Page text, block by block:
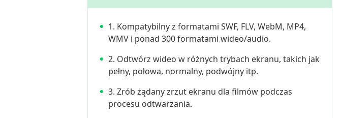
1. Kompatybilny z formatami SWF, FLV, WebM, MP4,
WMV i ponad 300 formatami wideo/audio.
2. Odtwórz wideo w różnych trybach ekranu, takich jak
pełny, połowa, normalny, podwójny itp.
3. Zrób żądany zrzut ekranu dla filmów podczas
procesu odtwarzania.